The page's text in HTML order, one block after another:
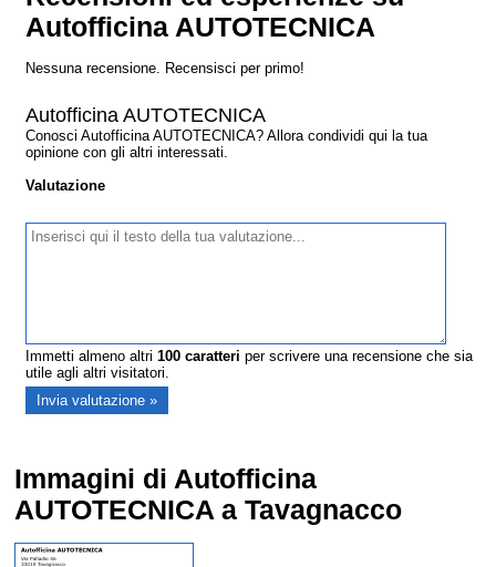
Autofficina AUTOTECNICA
Nessuna recensione. Recensisci per primo!
Autofficina AUTOTECNICA
Conosci Autofficina AUTOTECNICA? Allora condividi qui la tua
opinione con gli altri interessati.
Valutazione
Immetti almeno altri100 caratteri per scrivere una recensione che sia
utile agli altri visitatori.
Immagini di Autofficina
AUTOTECNICA a Tavagnacco